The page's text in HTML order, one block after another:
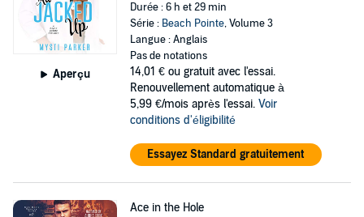
Aperçu
Durée : 6 h et 29 min
Série : Beach Pointe, Volume 3
Langue : Anglais
Pas de notations
14,01 € ou gratuit avec l'essai.
Renouvellement automatique à
5,99 €/mois après l'essai. Voir
conditions d'éligibilité
Essayez Standard gratuitement
Ace in the Hole